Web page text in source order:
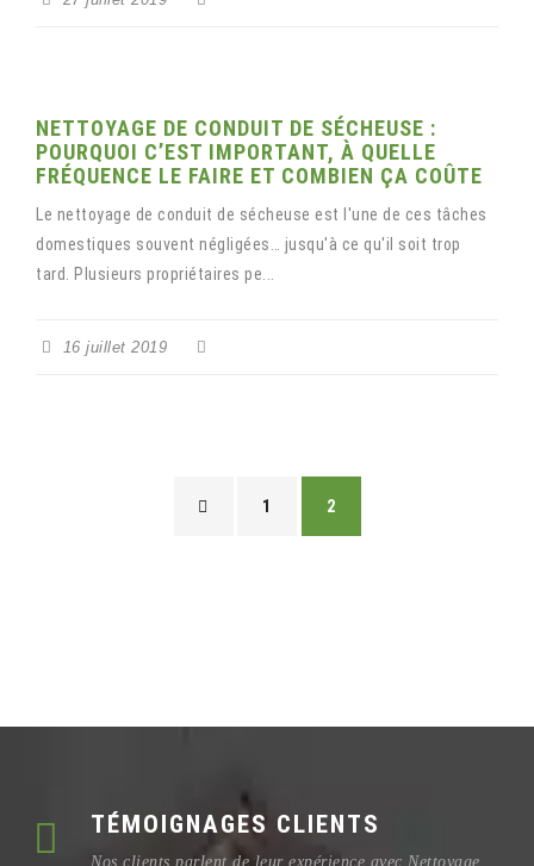
NETTOYAGE DE CONDUIT DE SÉCHEUSE :
POURQUOI C’EST IMPORTANT, À QUELLE
FRÉQUENCE LE FAIRE ET COMBIEN ÇA COÛTE
Le nettoyage de conduit de sécheuse est l'une de ces tâches
domestiques souvent négligées… jusqu'à ce qu'il soit trop
tard. Plusieurs propriétaires pe...
16 juillet 2019
1 2
TÉMOIGNAGES CLIENTS
Nos clients parlent de leur expérience avec Nettoyage